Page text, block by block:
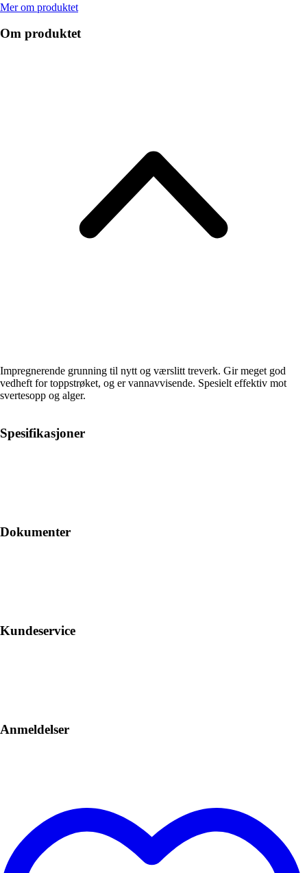
Mer om produktet
Om produktet
Impregnerende grunning til nytt og værslitt treverk. Gir meget god
vedheft for toppstrøket, og er vannavvisende. Spesielt effektiv mot
svertesopp og alger.
Spesifikasjoner
Dokumenter
Kundeservice
Anmeldelser